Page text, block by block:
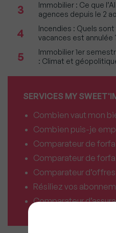
3
Immobilier : Ce que
agences depuis le 2
4
Incendies : Quels
vacances est annulée
5
Immobilier 1er
: Climat et
SERVICES MY
Combien vaut mon
Combien puis-je
Comparateur de
Comparateur de
Comparateur
Résiliez vos
Comparateur